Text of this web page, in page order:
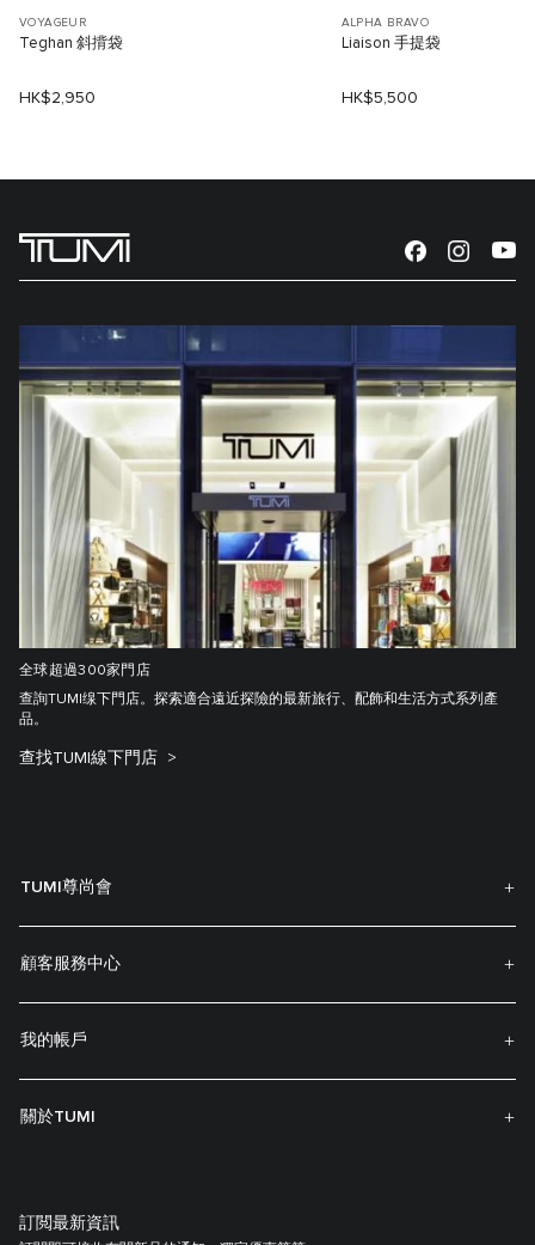
VOYAGEUR
Teghan 斜揹袋
HK$2,950
ALPHA BRAVO
Liaison 手提袋
HK$5,500
全球超過300家門店
查詢TUMI缐下門店。探索適合遠近探險的最新旅行、配飾和生活方式系列產
品。
查找TUMI線下門店
TUMI尊尚會
顧客服務中心
我的帳戶
關於TUMI
訂閲最新資訊